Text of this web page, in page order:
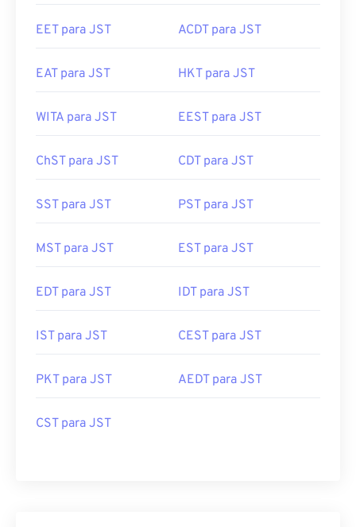
EET para JST ACDT para JST
EAT para JST HKT para JST
WITA para JST EEST para JST
ChST para JST CDT para JST
SST para JST PST para JST
MST para JST EST para JST
EDT para JST IDT para JST
IST para JST CEST para JST
PKT para JST AEDT para JST
CST para JST